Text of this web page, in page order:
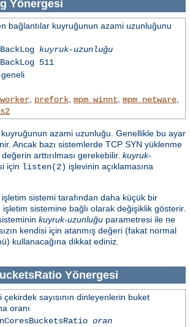
Yönergesi
bağlantılar kuyruğunun azami uzunluğunu
kuyruk-uzunluğu
511
worker, prefork, mpm_winnt mpm_netware,
kuyruğunun azami uzunluğu. Genellikle bu ayar
Ancak bazı sistemlerde TCP SYN yüklenme
arttırılması gerekebilir. kuyruk-
için listen(2) işlevinin açıklamasına
sistemi tarafından daha küçük bir
işletim sistemine bağlı olarak değişiklik gösterir.
kuyruk-uzunluğu parametresi ile ne
kendisi için atanmış değeri (fakat normal
kullanacağına dikkat ediniz.
Yönergesi
çekirdek sayısının dinleyenlerin buket
oranı
oran